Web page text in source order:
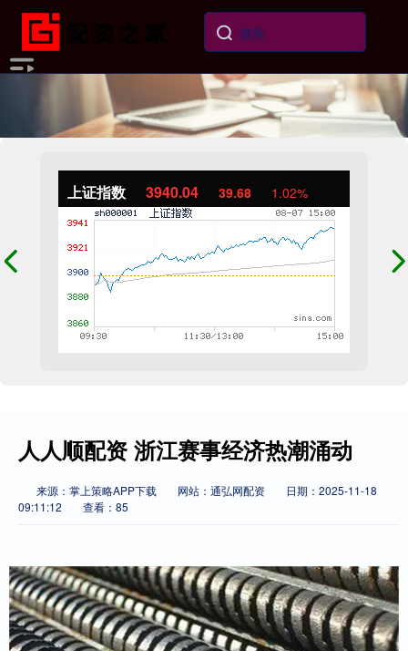
上证指数 3940.04 39.68 1.02%
人人顺配资 浙江赛事经济热潮涌动
来源：掌上策略APP下载 网站：通弘网配资
日期：2025-11-18
09:11:12
查看：85